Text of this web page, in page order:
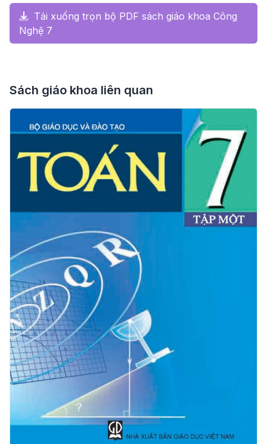
Tải xuống trọn bộ PDF sách giáo khoa Công
Nghệ 7
Sách giáo khoa liên quan